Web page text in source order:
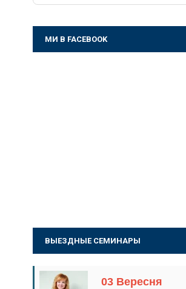
МИ В FACEBOOK
ВЫЕЗДНЫЕ СЕМИНАРЫ
03 Вересня